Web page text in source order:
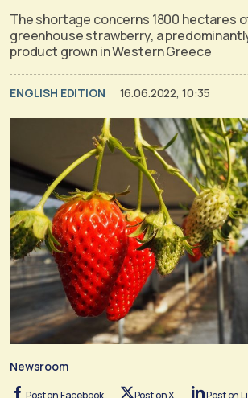
The shortage concerns 1800 hectares
greenhouse strawberry, a
product grown in Western Greece
ENGLISH EDITION 16.06.2022, 10:35
Newsroom
Post on Facebook Post on X Post on